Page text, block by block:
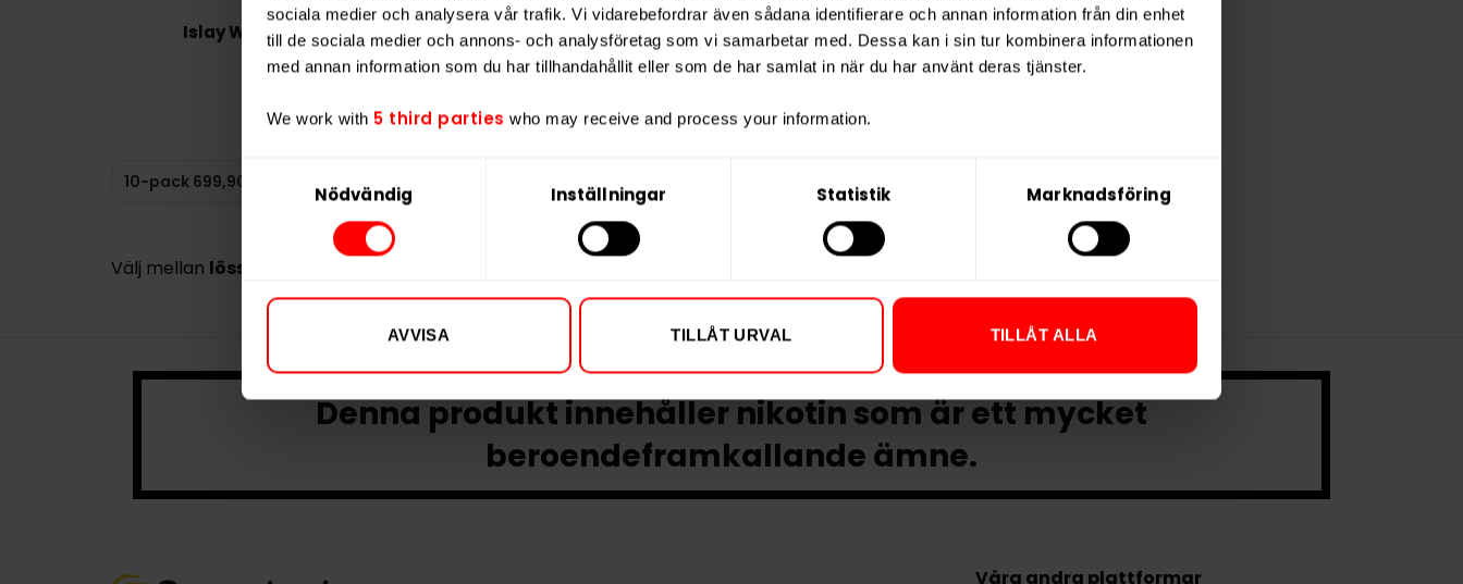
sociala medier och analysera vår trafik. Vi vidarebefordrar även sådana identifierare och annan information från din enhet
till de sociala medier och annons- och analysföretag som vi samarbetar med. Dessa kan i sin tur kombinera informationen
med annan information som du har tillhandahållit eller som de har samlat in när du har använt deras tjänster.
We work with 5 third parties who may receive and process your information.
Nödvändig Inställningar Statistik Marknadsföring
AVVISA TILLÅT URVAL TILLÅT ALLA
Islay Whiskey Lös
69,99 kr /dosa
KÖP
Islay Whisky Portion
61,99 kr /dosa
Islay Whisky White Portion
Välj mellan lössnus eller portionsvarianter
Denna produkt innehåller nikotin som är ett mycket
beroendeframkallande ämne.
Våra andra plattformar